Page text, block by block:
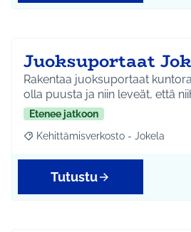
Juoksuportaat
Rakentaa juoksuportaat
olla puusta ja niin leveät, että
Etenee jatkoon
Rajaa tulokset aihepiirin mukaan:
Kehittämisverkosto - Jokela
Tutustu